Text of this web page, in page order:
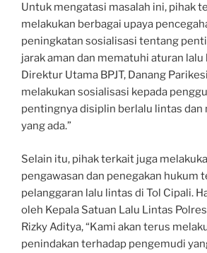
Untuk mengatasi masalah ini, pihak
melakukan berbagai upaya
peningkatan sosialisasi tentang
jarak aman dan mematuhi aturan
Direktur Utama BPJT, Danang
melakukan sosialisasi kepada
pentingnya disiplin berlalu lintas
yang ada.”
Selain itu, pihak terkait juga
pengawasan dan penegakan hukum
pelanggaran lalu lintas di Tol Cipali.
oleh Kepala Satuan Lalu Lintas
Rizky Aditya, “Kami akan terus
penindakan terhadap pengemudi